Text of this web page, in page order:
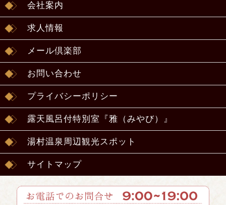
会社案内
求人情報
メール倶楽部
お問い合わせ
プライバシーポリシー
露天風呂付特別室『雅（みやび）』
湯村温泉周辺観光スポット
サイトマップ